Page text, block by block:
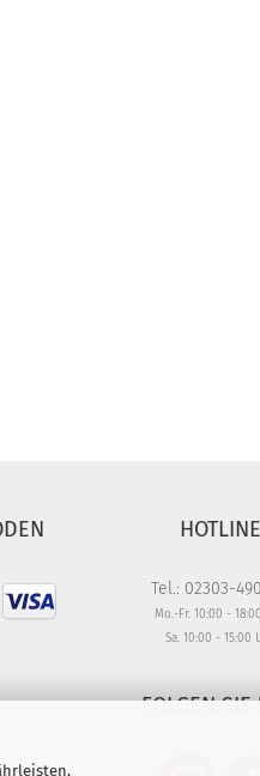
HOTLINE
Tel.: 02303-
Mo.-Fr. 10:00 -
Sa. 10:00 - 15:00
FOLGEN SIE